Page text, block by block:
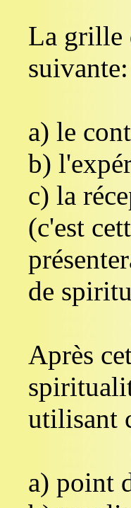
La grille
suivante:
a) le
b)
c) la
(c'est
de
Après
utilisant
a) point